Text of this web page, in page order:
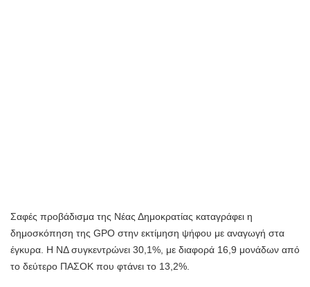
Σαφές προβάδισμα της Νέας Δημοκρατίας καταγράφει η
δημοσκόπηση της GPO στην εκτίμηση ψήφου με αναγωγή στα
έγκυρα. Η ΝΔ συγκεντρώνει 30,1%, με διαφορά 16,9 μονάδων από
το δεύτερο ΠΑΣΟΚ που φτάνει το 13,2%.